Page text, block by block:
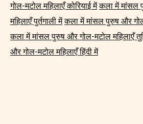
गोल-मटोल महिलाएँ कोरियाई में कला में मांसल
महिलाएँ पुर्तगाली में कला में मांसल पुरुष और
कला में मांसल पुरुष और गोल-मटोल महिलाएँ
और गोल-मटोल महिलाएँ हिंदी में